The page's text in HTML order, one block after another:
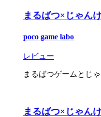
まるばつ×じゃん
poco game labo
レビュー
まるばつゲームとじ
まるばつ×じゃん